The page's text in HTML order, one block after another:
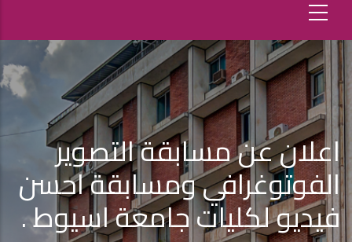
اعلان عن مسابقة التصوير
الفوتوغرافي ومسابقة احسن
فيديو لكليات جامعة اسيوط .